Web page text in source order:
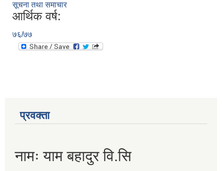
सूचना तथा समाचार
आर्थिक वर्ष:
७६/७७
प्रवक्ता
नामः याम बहादुर वि.सि